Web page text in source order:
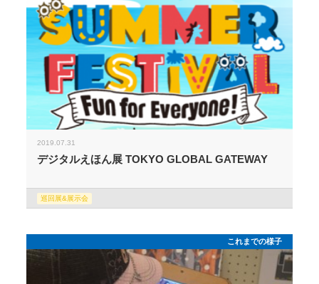
2019.07.31
デジタルえほん展 TOKYO GLOBAL GATEWAY
巡回展&展示会
これまでの様子